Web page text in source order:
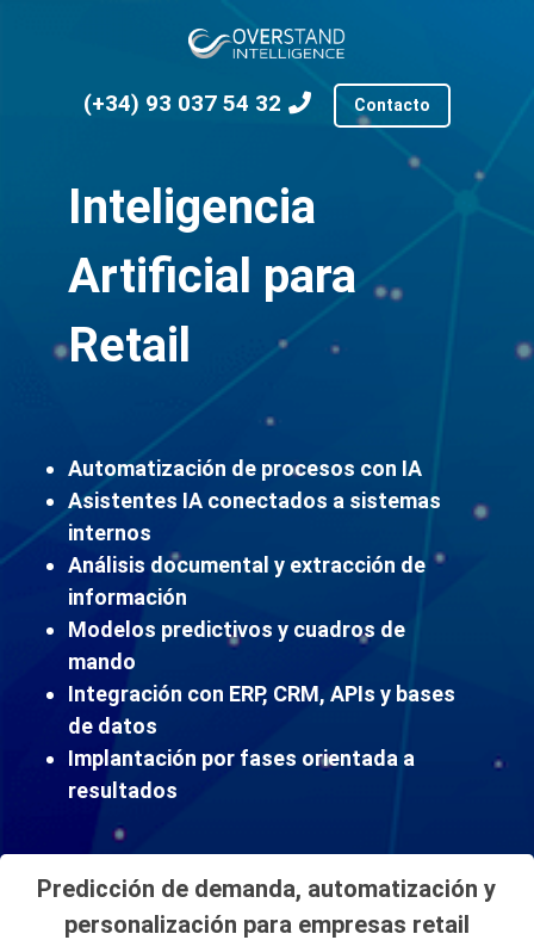
(+34) 93 037 54 32 Contacto
Inteligencia
Artificial para
Retail
Automatización de procesos con IA
Asistentes IA conectados a sistemas
internos
Análisis documental y extracción de
información
Modelos predictivos y cuadros de
mando
Integración con ERP, CRM, APIs y bases
de datos
Implantación por fases orientada a
resultados
Predicción de demanda, automatización y
personalización para empresas retail